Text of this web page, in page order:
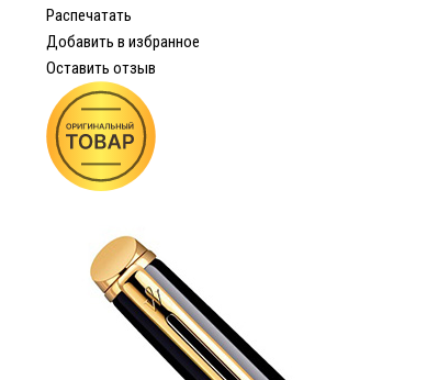
Распечатать
Добавить в избранное
Оставить отзыв